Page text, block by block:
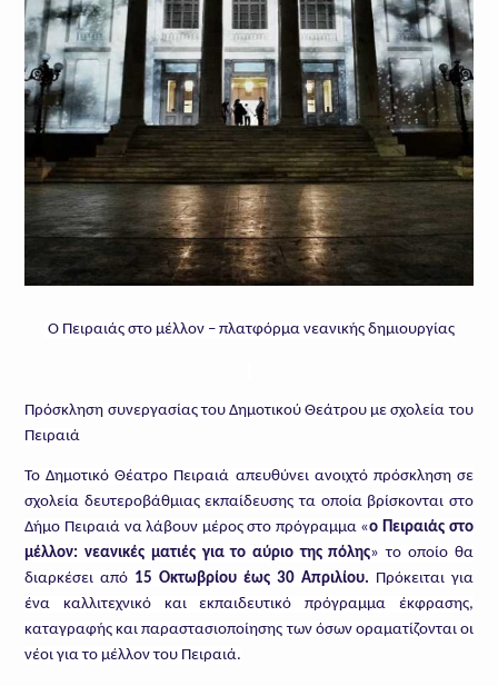
Ο Πειραιάς στο μέλλον – πλατφόρμα νεανικής δημιουργίας
Πρόσκληση συνεργασίας του Δημοτικού Θεάτρου με σχολεία του
Πειραιά
Το Δημοτικό Θέατρο Πειραιά απευθύνει ανοιχτό πρόσκληση σε
σχολεία δευτεροβάθμιας εκπαίδευσης τα οποία βρίσκονται στο
Δήμο Πειραιά να λάβουν μέρος στο πρόγραμμα «ο Πειραιάς στο
μέλλον: νεανικές ματιές για το αύριο της πόλης» το οποίο θα
διαρκέσει από 15 Οκτωβρίου έως 30 Απριλίου. Πρόκειται για
ένα καλλιτεχνικό και εκπαιδευτικό πρόγραμμα έκφρασης,
καταγραφής και παραστασιοποίησης των όσων οραματίζονται οι
νέοι για το μέλλον του Πειραιά.